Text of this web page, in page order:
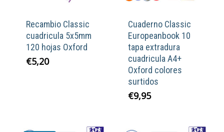
Recambio Classic
cuadricula 5x5mm
120 hojas Oxford
€5,20
Cuaderno Classic
Europeanbook 10
tapa extradura
cuadricula A4+
Oxford colores
surtidos
€9,95